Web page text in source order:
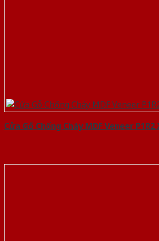
Cửa Gỗ Chống Cháy MDF Veneer